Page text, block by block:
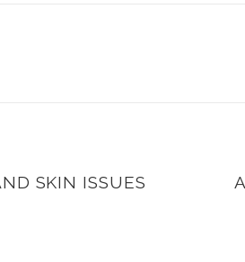
SKIN ISSUES